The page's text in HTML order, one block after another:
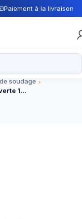
Paiement à la livraison
soudage
Encre UV verte 100mL – Composant pour soudure de circuits imprimés